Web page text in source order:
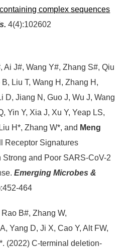
complex sequences
4(4):102602
Ai J#, Wang Y#, Zhang S#, Qiu
Liu T, Wang H, Zhang H,
D, Jiang N, Guo J, Wu J, Wang
Yin Y, Xia J, Xu Y, Yeap LS,
H*, Zhang W*, and Meng
Receptor Signatures
and Poor SARS-CoV-2
Emerging Microbes &
464
B#, Zhang W,
Yang D, Ji X, Cao Y, Alt FW,
(2022) C-terminal deletion-